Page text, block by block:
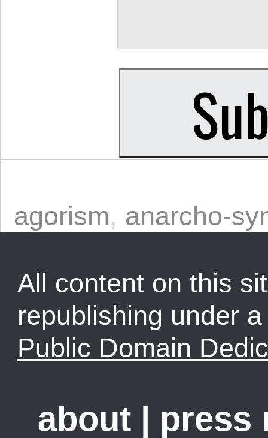
agorism, anarcho-
All content on this
republishing under
Public Domain
about | press